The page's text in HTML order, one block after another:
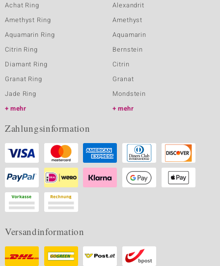
Achat Ring
Amethyst Ring
Aquamarin Ring
Citrin Ring
Diamant Ring
Granat Ring
Jade Ring
mehr
Alexandrit
Amethyst
Aquamarin
Bernstein
Citrin
Granat
Mondstein
mehr
Zahlungsinformation
Versandinformation